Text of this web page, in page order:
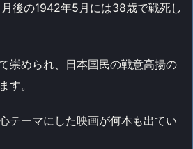
後の1942年5月には38歳で戦死し
崇められ、日本国民の戦意高揚の
す。
テーマにした映画が何本も出てい